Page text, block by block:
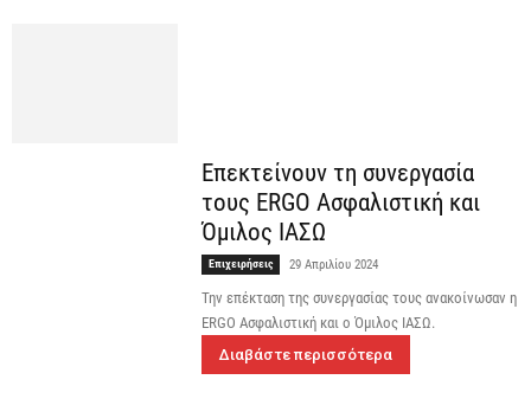
Επεκτείνουν τη συνεργασία
τους ERGO Ασφαλιστική και
Όμιλος ΙΑΣΩ
Επιχειρήσεις 29 Απριλίου 2024
Την επέκταση της συνεργασίας τους ανακοίνωσαν η
ERGO Ασφαλιστική και ο Όμιλος ΙΑΣΩ.
Διαβάστε περισσότερα